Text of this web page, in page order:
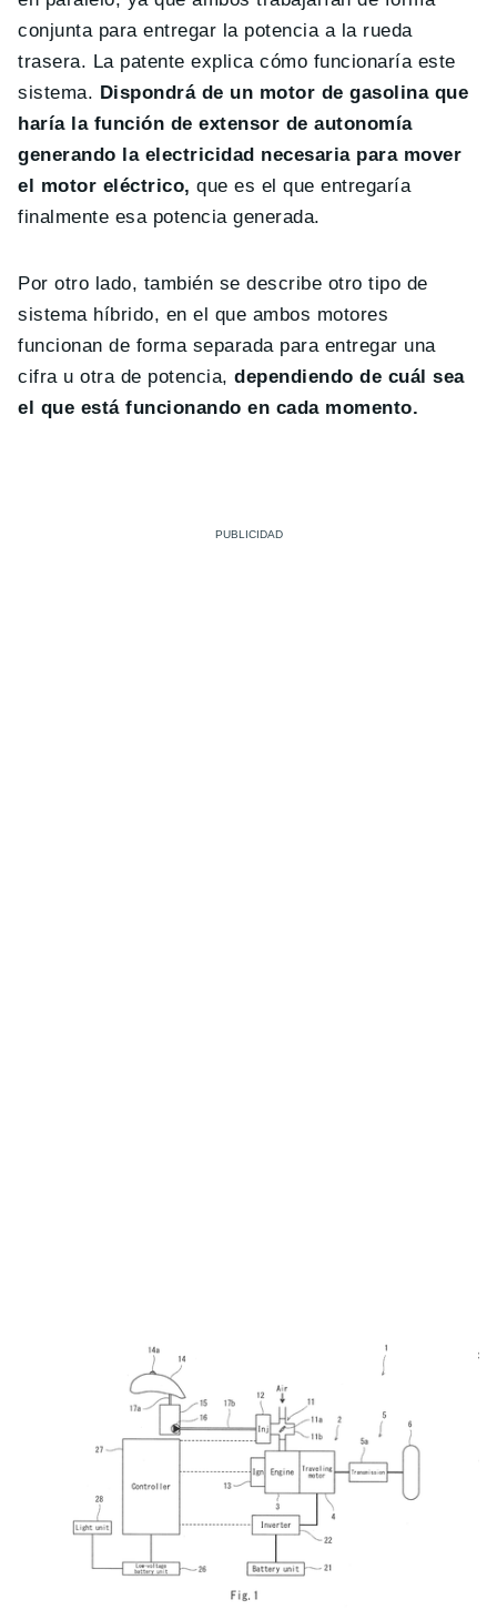
conjunta para entregar la potencia a la rueda
trasera. La patente explica cómo funcionaría este
sistema. Dispondrá de un motor de gasolina que
haría la función de extensor de autonomía
generando la electricidad necesaria para mover
el motor eléctrico, que es el que entregaría
finalmente esa potencia generada.
Por otro lado, también se describe otro tipo de
sistema híbrido, en el que ambos motores
funcionan de forma separada para entregar una
cifra u otra de potencia,dependiendo de cuál sea
el que está funcionando en cada momento.